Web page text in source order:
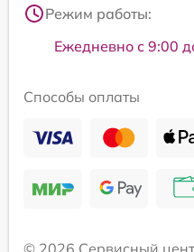
Режим работы:
Ежедневно с 9:00
Способы оплаты